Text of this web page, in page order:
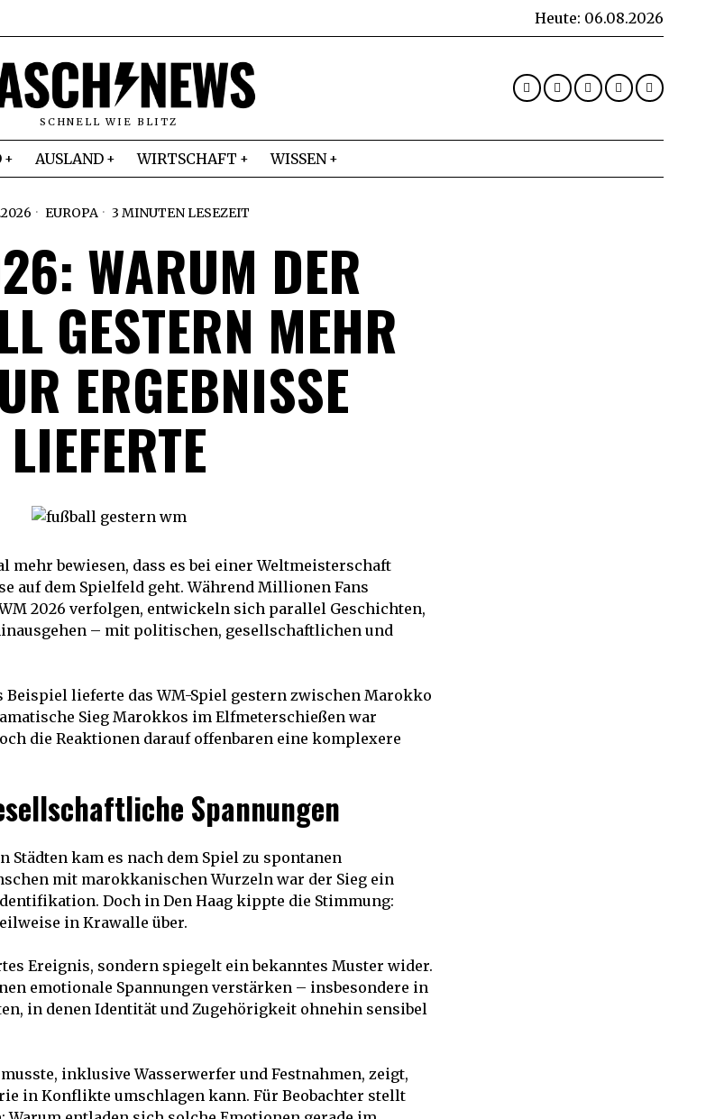
Heute: 06.08.2026
SCHNELL WIE BLITZ
AUSLAND WIRTSCHAFT WISSEN
EUROPA 3 MINUTEN LESEZEIT
WARUM DER
GESTERN MEHR A
ERGEBNISSE L
IEFERTE
mehr bewiesen, dass es bei einer Weltmeisterschaft
auf dem Spielfeld geht. Während Millionen Fans
2026 verfolgen, entwickeln sich parallel Geschichten,
– mit politischen, gesellschaftlichen und
lieferte das WM-Spiel gestern zwischen Marokko
Sieg Marokkos im Elfmeterschießen war
die Reaktionen darauf offenbaren eine komplexere
Spannungen
kam es nach dem Spiel zu spontanen
mit marokkanischen Wurzeln war der Sieg ein
Doch in Den Haag kippte die Stimmung:
in Krawalle über.
Ereignis, sondern spiegelt ein bekanntes Muster wider.
emotionale Spannungen verstärken – insbesondere in
in denen Identität und Zugehörigkeit ohnehin sensibel
inklusive Wasserwerfer und Festnahmen, zeigt,
in Konflikte umschlagen kann. Für Beobachter stellt